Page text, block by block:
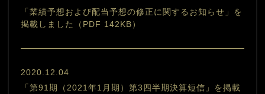
「業績予想および配当予想の修正に関するお知らせ」を
掲載しました（PDF 142KB）
2020.12.04
「第91期（2021年1月期）第3四半期決算短信」を掲載